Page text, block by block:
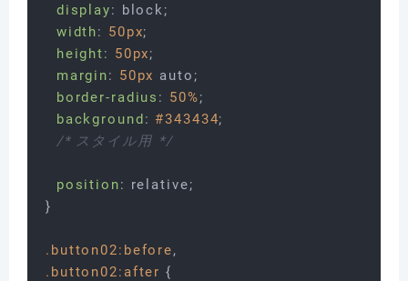
display: block;
width: 50px;
height: 50px;
margin: 50px auto;
border-radius : 50%;
background: #343434;
/* スタイル用 */
position: relative;
}
.button02:before
.button02:after {